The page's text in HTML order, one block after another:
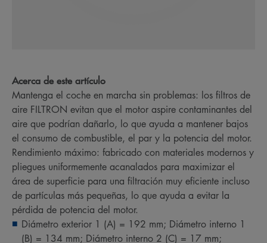
Acerca de este artículo
Mantenga el coche en marcha sin problemas: los filtros de
aire FILTRON evitan que el motor aspire contaminantes del
aire que podrían dañarlo, lo que ayuda a mantener bajos
el consumo de combustible, el par y la potencia del motor.
Rendimiento máximo: fabricado con materiales modernos y
pliegues uniformemente acanalados para maximizar el
área de superficie para una filtración muy eficiente incluso
de partículas más pequeñas, lo que ayuda a evitar la
pérdida de potencia del motor.
Diámetro exterior 1 (A) = 192 mm; Diámetro interno 1
(B) = 134 mm; Diámetro interno 2 (C) = 17 mm;